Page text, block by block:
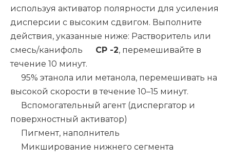
используя активатор полярности для усиления
дисперсии с высоким сдвигом. Выполните
действия, указанные ниже: Растворитель или
смесь/канифоль
CP -2, перемешивайте в
течение 10 минут.
95% этанола или метанола, перемешивать на
высокой скорости в течение 10–15 минут.
Вспомогательный агент (диспергатор и
поверхностный активатор)
Пигмент, наполнитель
Микширование нижнего сегмента